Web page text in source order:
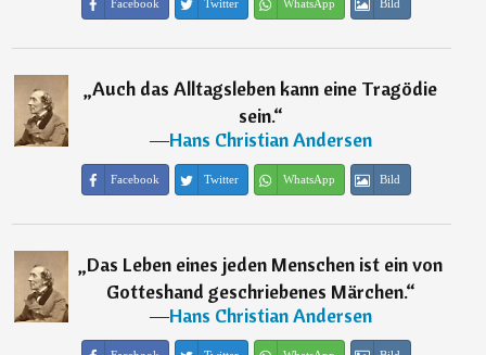
Facebook Twitter WhatsApp Bild
„Auch das Alltagsleben kann eine Tragödie
sein.“
―Hans Christian Andersen
Facebook Twitter WhatsApp Bild
„Das Leben eines jeden Menschen ist ein von
Gotteshand geschriebenes Märchen.“
―Hans Christian Andersen